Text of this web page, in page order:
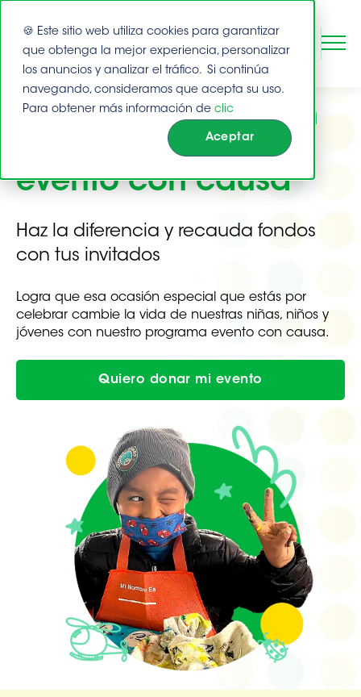
🍪 Este sitio web utiliza cookies para garantizar
que obtenga la mejor experiencia, personalizar
los anuncios y analizar el tráfico. Si continúa
navegando, consideramos que acepta su uso.
Para obtener más información de clic
Aceptar
Este es un campo de búsqueda con una función de
No hay sugerencias porque el campo de
Festeja esa ocasión
especial con un
eventocon causa
Haz la diferencia y recauda fondos
con tus invitados
Logra que esa ocasión especial que estás por
celebrar cambie la vida de nuestras niñas, niños y
jóvenes con nuestro programa evento con causa.
Quiero donar mi evento